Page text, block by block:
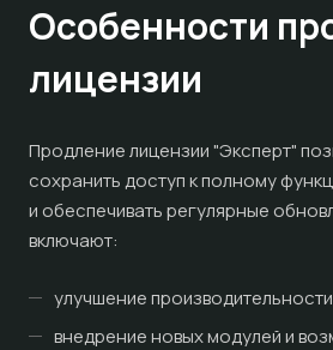
Особенности
лицензии
Продление лицензии "Эксперт"
сохранить доступ к полному
и обеспечивать регулярные
включают:
улучшение
внедрение новых модулей и